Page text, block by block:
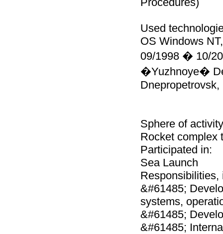
Used
OS Windows
09/1998 � 10/
�Yuzhnoye�
Dnepropetrovsk,
Sphere of
Rocket complex
Participated in:
Sea Launch
Responsibilities,
&#61485;
systems,
&#61485;
&#61485;